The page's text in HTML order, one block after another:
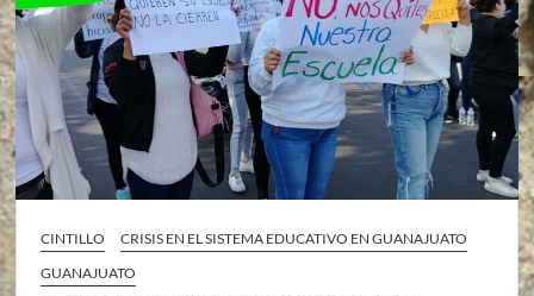
CINTILLO
CRISIS EN EL SISTEMA EDUCATIVO EN GUANAJUATO
GUANAJUATO